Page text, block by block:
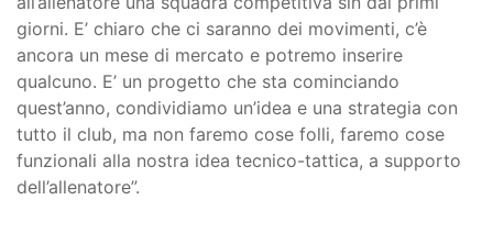
giorni. E’ chiaro che ci saranno dei movimenti, c’è
ancora un mese di mercato e potremo inserire
qualcuno. E’ un progetto che sta cominciando
quest’anno, condividiamo un’idea e una strategia con
tutto il club, ma non faremo cose folli, faremo cose
funzionali alla nostra idea tecnico-tattica, a supporto
dell’allenatore”.